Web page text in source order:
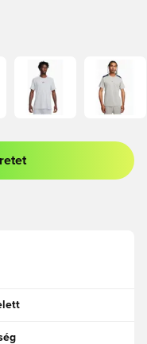
vagy a tagként való